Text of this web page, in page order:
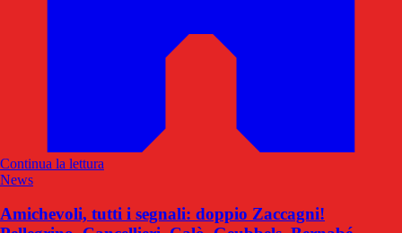
Continua la lettura
News
Amichevoli, tutti i segnali: doppio Zaccagni!